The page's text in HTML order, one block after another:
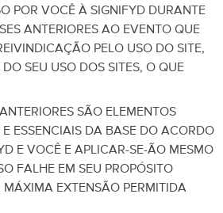
POR VOCÊ À SIGNIFYD DURANTE
ANTERIORES AO EVENTO QUE
PELO USO DO SITE,
SEU USO DOS SITES, O QUE
SÃO ELEMENTOS
ESSENCIAIS DA BASE DO ACORDO
E VOCÊ E APLICAR-SE-ÃO MESMO
FALHE EM SEU PROPÓSITO
MÁXIMA EXTENSÃO PERMITIDA